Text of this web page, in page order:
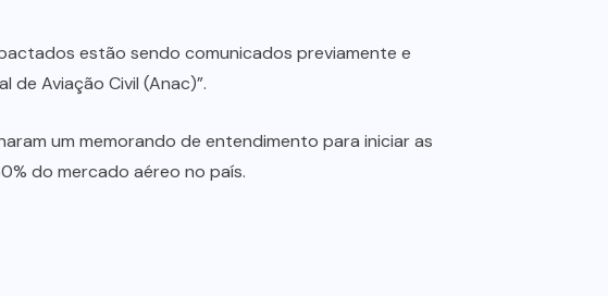
estão sendo comunicados previamente e
Aviação Civil (Anac)”.
um memorando de entendimento para iniciar as
do mercado aéreo no país.